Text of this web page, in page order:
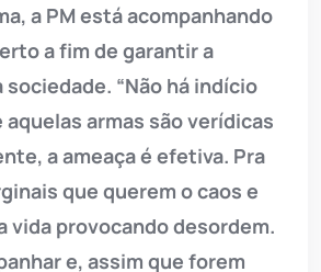
a PM está acompanhando
a fim de garantir a
sociedade. “Não há indício
aquelas armas são verídicas
a ameaça é efetiva. Pra
que querem o caos e
vida provocando desordem.
e, assim que forem